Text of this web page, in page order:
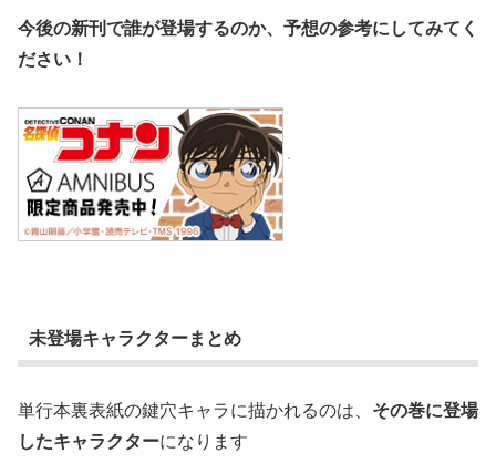
今後の新刊で誰が登場するのか、予想の参考にしてみてく
ださい！
未登場キャラクターまとめ
単行本裏表紙の鍵穴キャラに描かれるのは、 その巻に登場
したキャラクターになります